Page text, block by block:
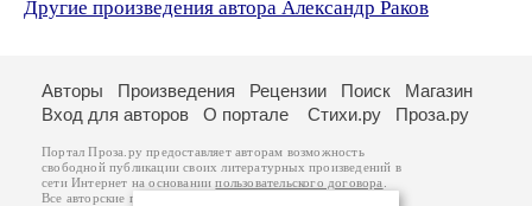
Другие произведения автора Александр Раков
Авторы Произведения Рецензии Поиск
Магазин
Вход для авторов
О портале Стихи.ру Проза.ру
Портал Проза.ру предоставляет авторам возможность
свободной публикации своих литературных произведений в
сети Интернет на основаниипользовательского договора
Все авторские права на произведения принадлежат авторам